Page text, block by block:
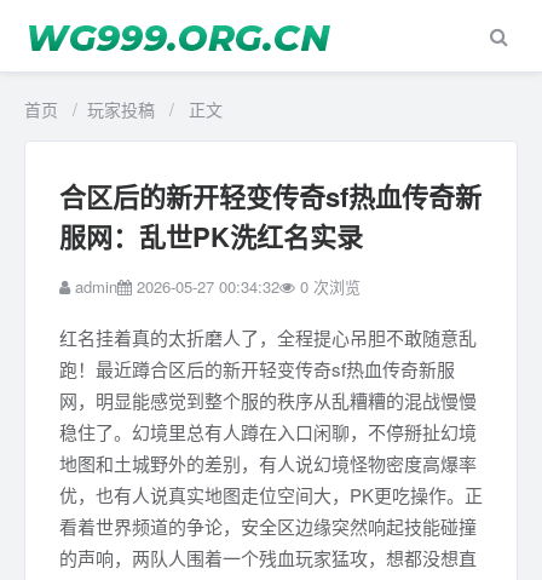
首页 / 玩家投稿 / 正文
合区后的新开轻变传奇sf热血传奇新
服网：乱世PK洗红名实录
admin 2026-05-27 00:34:32 0 次浏览
红名挂着真的太折磨人了，全程提心吊胆不敢随意乱
跑！最近蹲合区后的新开轻变传奇sf热血传奇新服
网，明显能感觉到整个服的秩序从乱糟糟的混战慢慢
稳住了。幻境里总有人蹲在入口闲聊，不停掰扯幻境
地图和土城野外的差别，有人说幻境怪物密度高爆率
优，也有人说真实地图走位空间大，PK更吃操作。正
看着世界频道的争论，安全区边缘突然响起技能碰撞
的声响，两队人围着一个残血玩家猛攻，想都没想直